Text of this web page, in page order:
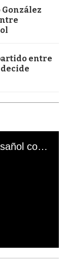
González
entre
decide
El mal momento de Yanina Gasañol con un hincha argentino en "Subrayado"